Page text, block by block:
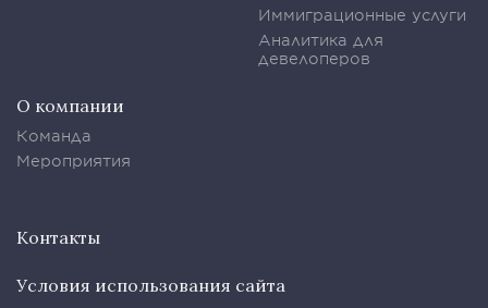
Иммиграционные услуги
Аналитика для
девелоперов
О компании
Команда
Мероприятия
Контакты
Условия использования сайта